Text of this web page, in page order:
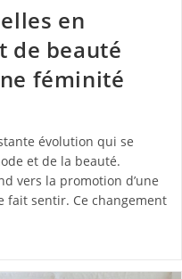
en
de beauté
féminité
évolution qui se
et de la beauté.
vers la promotion d’une
fait sentir. Ce changement